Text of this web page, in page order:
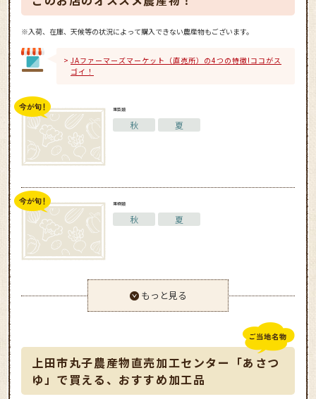
※入荷、在庫、天候等の状況によって購入できない農産物もございます。
JAファーマーズマーケット（直売所）の4つの特徴!ココがス
ゴイ！
果菜類
秋 夏
果樹類
秋 夏
もっと見る
上田市丸子農産物直売加工センター「あさつ
ゆ」で買える、おすすめ加工品